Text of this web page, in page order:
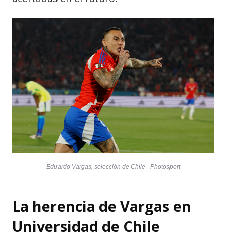
Eduardo Vargas, selección de Chile - Photosport
La herencia de Vargas en
Universidad de Chile